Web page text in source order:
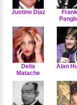
Justino Díaz
Delia
Matache
Alan